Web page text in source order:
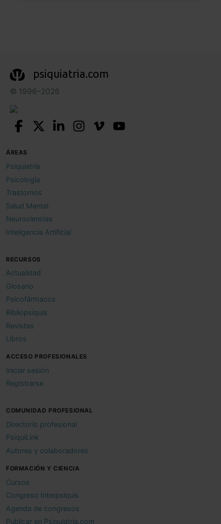
psiquiatria.com
© 1996–2026
ÁREAS
Psiquiatría
Psicología
Trastornos
Salud Mental
Neurociencias
Inteligencia Artificial
RECURSOS
Actualidad
Glosario
Psicofármacos
Bibliopsiquis
Revistas
Libros
ACCESO PROFESIONALES
Iniciar sesión
Registrarse
COMUNIDAD PROFESIONAL
Directorio profesional
PsiquiLink
Autores y colaboradores
FORMACIÓN Y CIENCIA
Cursos
Congreso Interpsiquis
Agenda de congresos
Publicar en Psiquiatria.com